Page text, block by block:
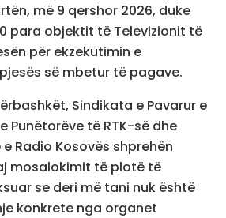
më 9 qershor 2026, duke
para objektit të Televizionit të
për ekzekutimin e
së mbetur të pagave.
Sindikata e Pavarur e
Punëtorëve të RTK-së dhe
Radio Kosovës shprehën
mosalokimit të plotë të
se deri më tani nuk është
konkrete nga organet